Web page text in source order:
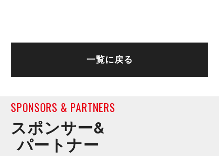
一覧に戻る
SPONSORS & PARTNERS
スポンサー&
パートナー